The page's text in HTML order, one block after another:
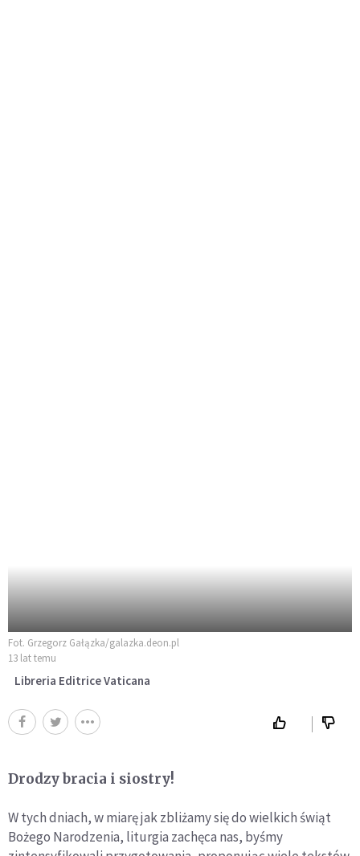
Fot. Grzegorz Gałązka/galazka.deon.pl
13 lat temu
Libreria Editrice Vaticana
Drodzy bracia i siostry!
W tych dniach, w miarę jak zbliżamy się do wielkich świąt
Bożego Narodzenia, liturgia zachęca nas, byśmy